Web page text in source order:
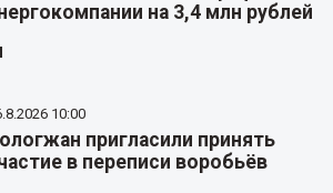
на 3,4 млн рублей
10:00
пригласили принять
в переписи воробьёв